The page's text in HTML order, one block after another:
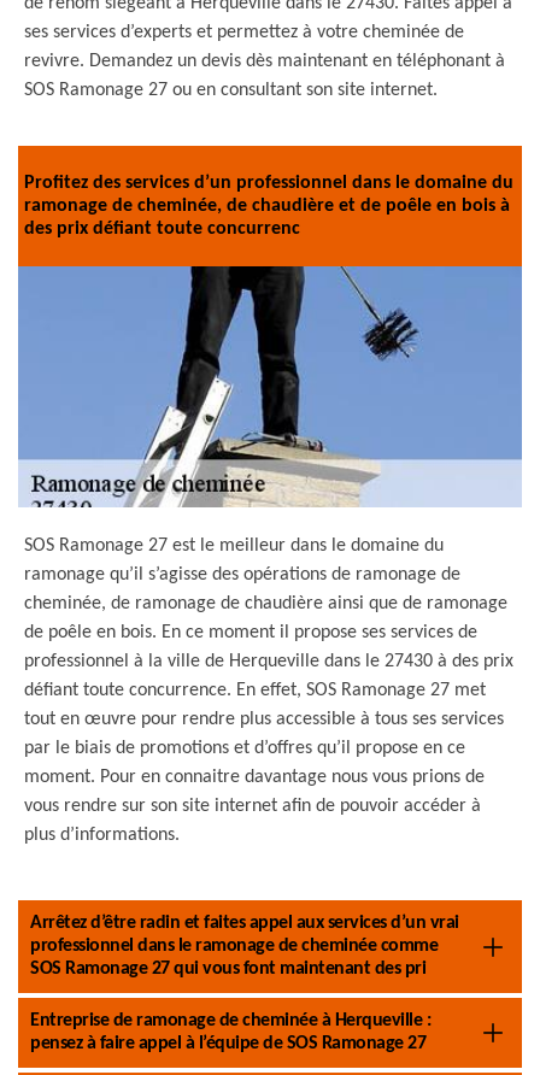
ses services d’experts et permettez à votre cheminée de
revivre. Demandez un devis dès maintenant en téléphonant à
SOS Ramonage 27 ou en consultant son site internet.
Profitez des services d’un professionnel dans le domaine du
ramonage de cheminée, de chaudière et de poêle en bois à
des prix défiant toute concurrenc
SOS Ramonage 27 est le meilleur dans le domaine du
ramonage qu’il s’agisse des opérations de ramonage de
cheminée, de ramonage de chaudière ainsi que de ramonage
de poêle en bois. En ce moment il propose ses services de
professionnel à la ville de Herqueville dans le 27430 à des prix
défiant toute concurrence. En effet, SOS Ramonage 27 met
tout en œuvre pour rendre plus accessible à tous ses services
par le biais de promotions et d’offres qu’il propose en ce
moment. Pour en connaitre davantage nous vous prions de
vous rendre sur son site internet afin de pouvoir accéder à
plus d’informations.
Arrêtez d’être radin et faites appel aux services d’un vrai
professionnel dans le ramonage de cheminée comme
SOS Ramonage 27 qui vous font maintenant des pri
Entreprise de ramonage de cheminée à Herqueville :
pensez à faire appel à l’équipe de SOS Ramonage 27